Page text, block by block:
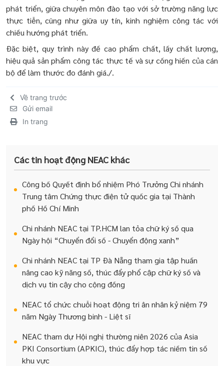
phát triển, giữa chuyên môn đào tạo với sở trường năng lực
thực tiễn, cũng như giữa uy tín, kinh nghiệm công tác với
chiều hướng phát triển.
Đặc biệt, quy trình này đề cao phẩm chất, lấy chất lượng,
hiệu quả sản phẩm công tác thực tế và sự cống hiến của cán
bộ để làm thước đo đánh giá./.
Về trang trước
Gửi email
In trang
Các tin hoạt động NEAC khác
Công bố Quyết định bổ nhiệm Phó Trưởng Chi nhánh
Trung tâm Chứng thực điện tử quốc gia tại Thành
phố Hồ Chí Minh
Chi nhánh NEAC tại TP.HCM lan tỏa chữ ký số qua
Ngày hội “Chuyển đổi số - Chuyển động xanh”
Chi nhánh NEAC tại TP Đà Nẵng tham gia tập huấn
nâng cao kỹ năng số, thúc đẩy phổ cập chữ ký số và
dịch vụ tin cậy cho cộng đồng
NEAC tổ chức chuỗi hoạt động tri ân nhân kỷ niệm 79
năm Ngày Thương binh - Liệt sĩ
NEAC tham dự Hội nghị thường niên 2026 của Asia
PKI Consortium (APKIC), thúc đẩy hợp tác niềm tin số
khu vực